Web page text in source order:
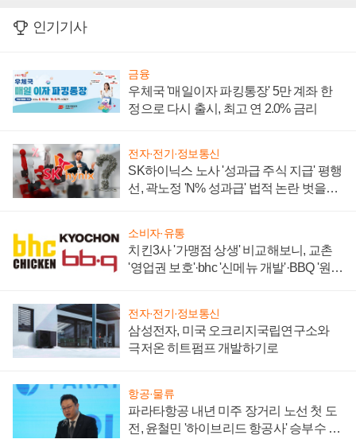
인기기사
금융
우체국 '매일이자 파킹통장' 5만 계좌 한
정으로 다시 출시, 최고 연 2.0% 금리
전자·전기·정보통신
SK하이닉스 노사 '성과급 주식 지급' 평행
선, 곽노정 'N% 성과급' 법적 논란 벗을지
소비자·유통
치킨3사 '가맹점 상생' 비교해보니, 교촌
'영업권 보호'·bhc '신메뉴 개발'·BBQ '원가
전자·전기·정보통신
삼성전자, 미국 오크리지국립연구소와
극저온 히트펌프 개발하기로
항공·물류
파라타항공 내년 미주 장거리 노선 첫 도
전, 윤철민 '하이브리드 항공사' 승부수 통